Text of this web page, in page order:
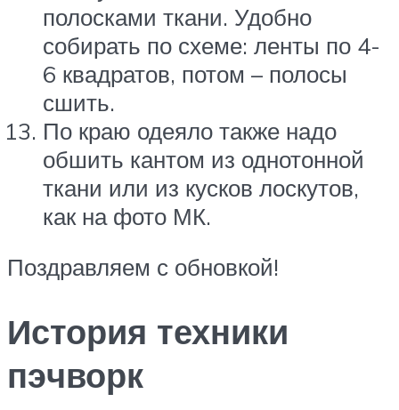
полосками ткани. Удобно
собирать по схеме: ленты по 4-
6 квадратов, потом – полосы
сшить.
По краю одеяло также надо
обшить кантом из однотонной
ткани или из кусков лоскутов,
как на фото МК.
Поздравляем с обновкой!
История техники
пэчворк